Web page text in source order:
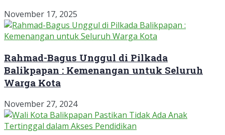
November 17, 2025
Rahmad-Bagus Unggul di Pilkada
Balikpapan : Kemenangan untuk Seluruh
Warga Kota
November 27, 2024